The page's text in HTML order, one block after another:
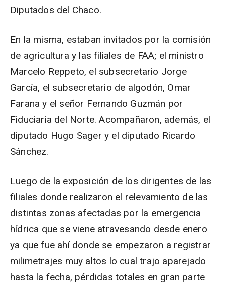
Diputados del Chaco.
En la misma, estaban invitados por la comisión
de agricultura y las filiales de FAA; el ministro
Marcelo Reppeto, el subsecretario Jorge
García, el subsecretario de algodón, Omar
Farana y el señor Fernando Guzmán por
Fiduciaria del Norte. Acompañaron, además, el
diputado Hugo Sager y el diputado Ricardo
Sánchez.
Luego de la exposición de los dirigentes de las
filiales donde realizaron el relevamiento de las
distintas zonas afectadas por la emergencia
hídrica que se viene atravesando desde enero
ya que fue ahí donde se empezaron a registrar
milimetrajes muy altos lo cual trajo aparejado
hasta la fecha, pérdidas totales en gran parte